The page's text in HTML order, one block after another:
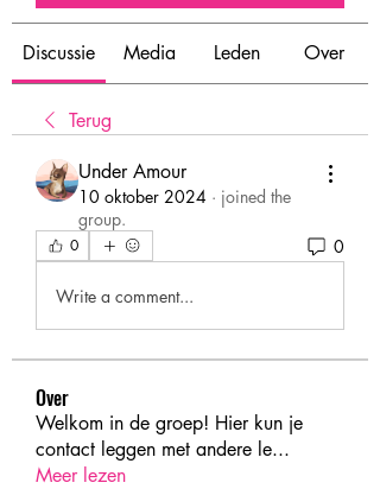
Discussie Media Leden Over
Terug
Under Amour
10 oktober 2024 · joined the
group.
0 0
Write a comment...
Over
Welkom in de groep! Hier kun je
contact leggen met andere le...
Meer lezen